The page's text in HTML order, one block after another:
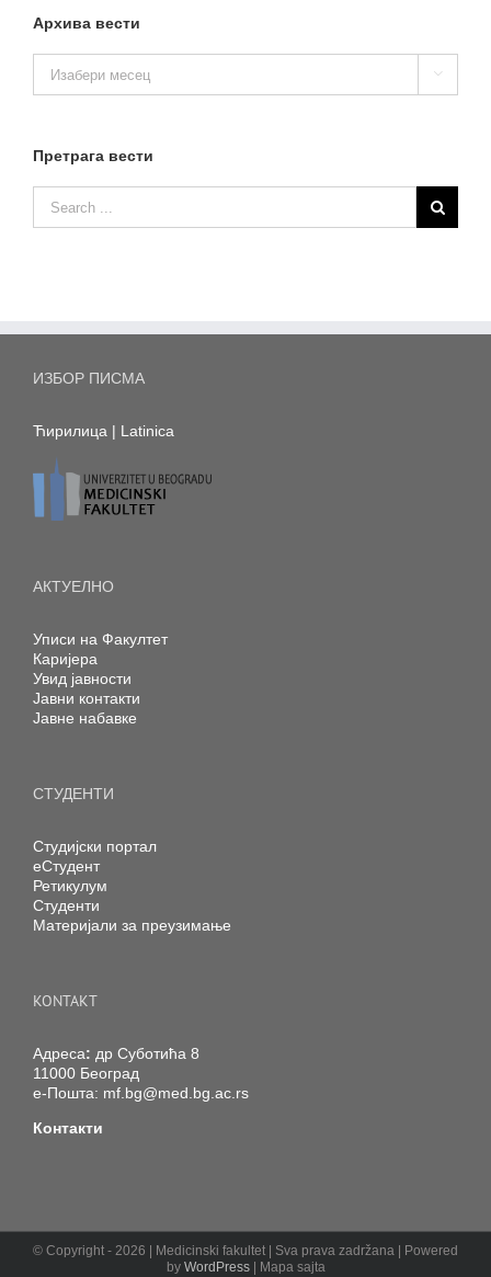
Архива вести
вести

Претрага вести
ИЗБОР ПИСМА
Ћирилица | Latinica
АКТУЕЛНО
Уписи на Факултет
Каријера
Увид јавности
Јавни контакти
Јавне набавке
СТУДЕНТИ
Студијски портал
еСтудент
Ретикулум
Студенти
Материјали за преузимање
KONTAKT
Адреса: др Суботића 8
11000 Београд
е-Пошта: mf.bg@med.bg.ac.rs
Контакти
© Copyright - 2026 | Medicinski fakultet | Sva prava zadržana | Powered
by WordPress| Mapa sajta